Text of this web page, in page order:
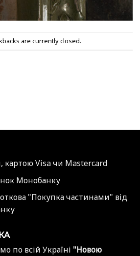
are currently closed.
картою Visa чи Mastercard
Монобанку
"Покупка частинами" від
по всій Україні "Новою